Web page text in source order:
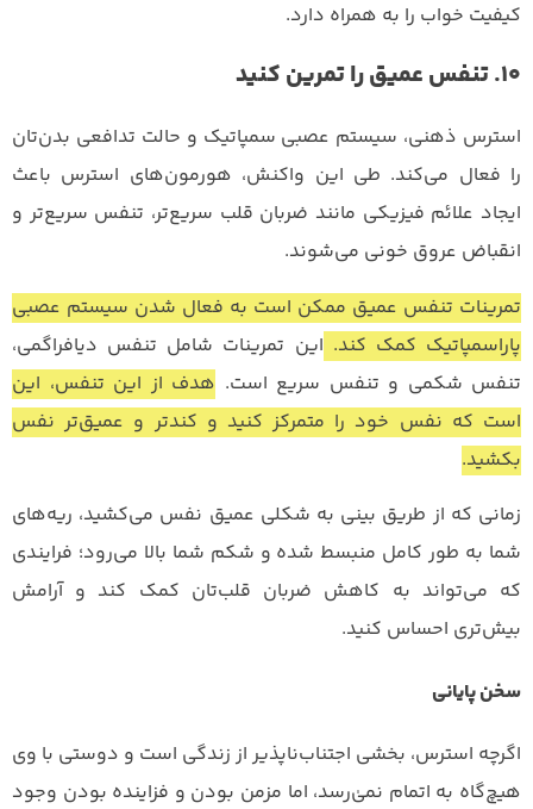
کیفیت خواب را به همراه دارد.
10. تنفس عمیق را تمرین کنید
استرس ذهنی، سیستم عصبی سمپاتیک و حالت تدافعی بدن‌تان
را فعال می‌کند. طی این واکنش، هورمون‌های استرس باعث
ایجاد علائم فیزیکی مانند ضربان قلب سریع‌تر، تنفس سریع‌تر و
انقباض عروق خونی می‌شوند.
تمرینات تنفس عمیق ممکن است به فعال شدن سیستم عصبی
پاراسمپاتیک کمک کند. این تمرینات شامل تنفس دیافراگمی،
تنفس شکمی و تنفس سریع است. هدف از این تنفس، این
است که نفس خود را متمرکز کنید و کندتر و عمیق‌تر نفس
بکشید.
زمانی که از طریق بینی به شکلی عمیق نفس می‌کشید، ریه‌های
شما به طور کامل منبسط‌ شده و شکم شما بالا می‌رود؛ فرایندی
که می‌تواند به کاهش ضربان قلب‌تان کمک کند و آرامش
بیش‌تری احساس کنید.
سخن پایانی
اگرچه استرس، بخشی اجتناب‌ناپذیر از زندگی است و دوستی با وی
هیچ‌گاه به اتمام نمیٰ‌‌رسد، اما مزمن بودن و فزاینده بودن وجود